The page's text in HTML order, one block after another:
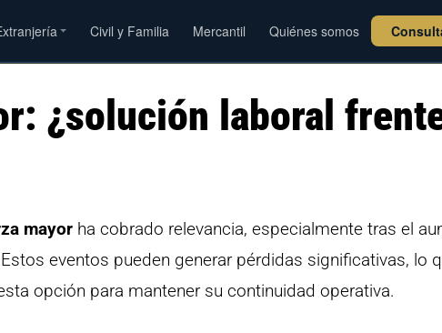
Civil y Familia Mercantil Quiénes somos
¿solución laboral
mayor ha cobrado relevancia, especialmente tras el
eventos pueden generar pérdidas significativas, lo
opción para mantener su continuidad operativa.